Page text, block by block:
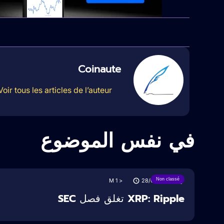
Coinaute
tous les articles de l’auteur
في نفس الموضوع
Non classé
28/06/2025
< 1
M
XRP: Ripple تغلق فصل SEC